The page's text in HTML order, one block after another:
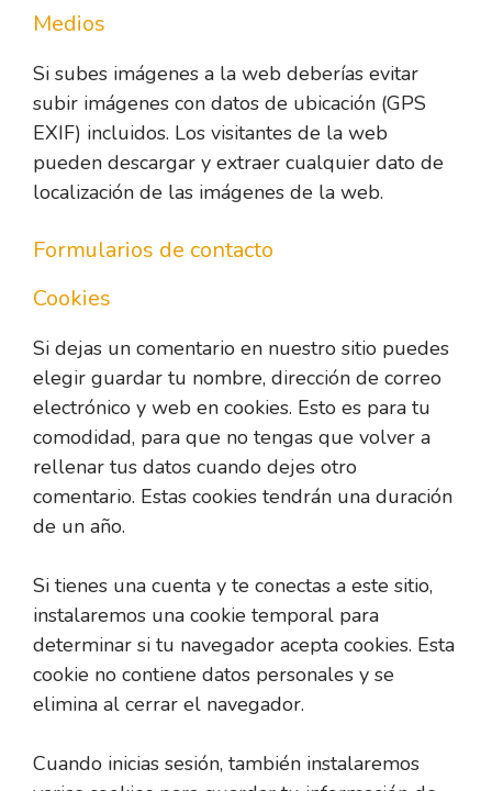
Medios
Si subes imágenes a la web deberías evitar
subir imágenes con datos de ubicación (GPS
EXIF) incluidos. Los visitantes de la web
pueden descargar y extraer cualquier dato de
localización de las imágenes de la web.
Formularios de contacto
Cookies
Si dejas un comentario en nuestro sitio puedes
elegir guardar tu nombre, dirección de correo
electrónico y web en cookies. Esto es para tu
comodidad, para que no tengas que volver a
rellenar tus datos cuando dejes otro
comentario. Estas cookies tendrán una duración
de un año.
Si tienes una cuenta y te conectas a este sitio,
instalaremos una cookie temporal para
determinar si tu navegador acepta cookies. Esta
cookie no contiene datos personales y se
elimina al cerrar el navegador.
Cuando inicias sesión, también instalaremos